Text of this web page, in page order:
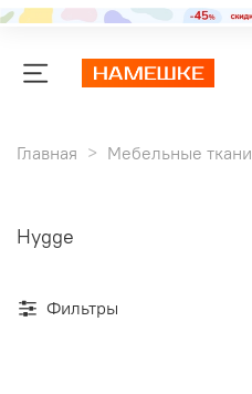
Главная Мебельные ткани
Hygge
Фильтры